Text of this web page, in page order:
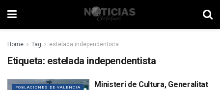
Home Tag estelada independentista
Etiqueta: estelada independentista
POBLACIONES DE VALENCIA
Ministeri de Cultura, Generalitat